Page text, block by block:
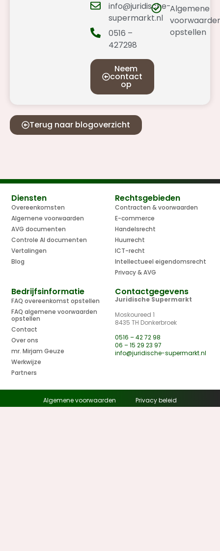
info@juridische-
supermarkt.nl
0516 –
427298
Neem
contact
op
Algemene
opstellen
Terug naar blogoverzicht
Diensten
Overeenkomsten
Algemene voorwaarden
AVG documenten
Controle AI documenten
Vertalingen
Blog
Rechtsgebieden
Contracten & voorwaarden
E-commerce
Handelsrecht
Huurrecht
ICT-recht
Intellectueel eigendomsrecht
Privacy & AVG
Bedrijfsinformatie
FAQ overeenkomst opstellen
FAQ algemene voorwaarden
opstellen
Contact
Over ons
mr. Mirjam Geuze
Werkwijze
Partners
Contactgegevens
Juridische Supermarkt
Moskoureed 1
8435 TH Donkerbroek
0516 – 42 72 98
06 – 15 29 23 97
info@juridische-supermarkt.nl
Algemene voorwaarden Privacy beleid